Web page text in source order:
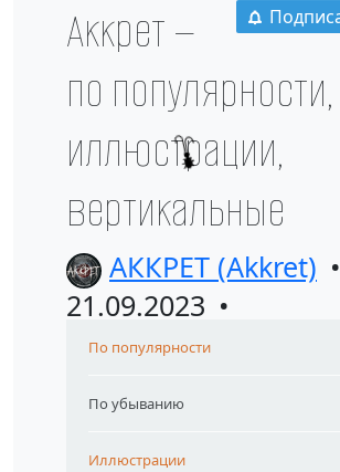
Аккрет —
по популярности,
иллюстрации,
вертикальные
АККРЕТ (Akkret)
21.09.2023
По популярности
По убыванию
Иллюстрации